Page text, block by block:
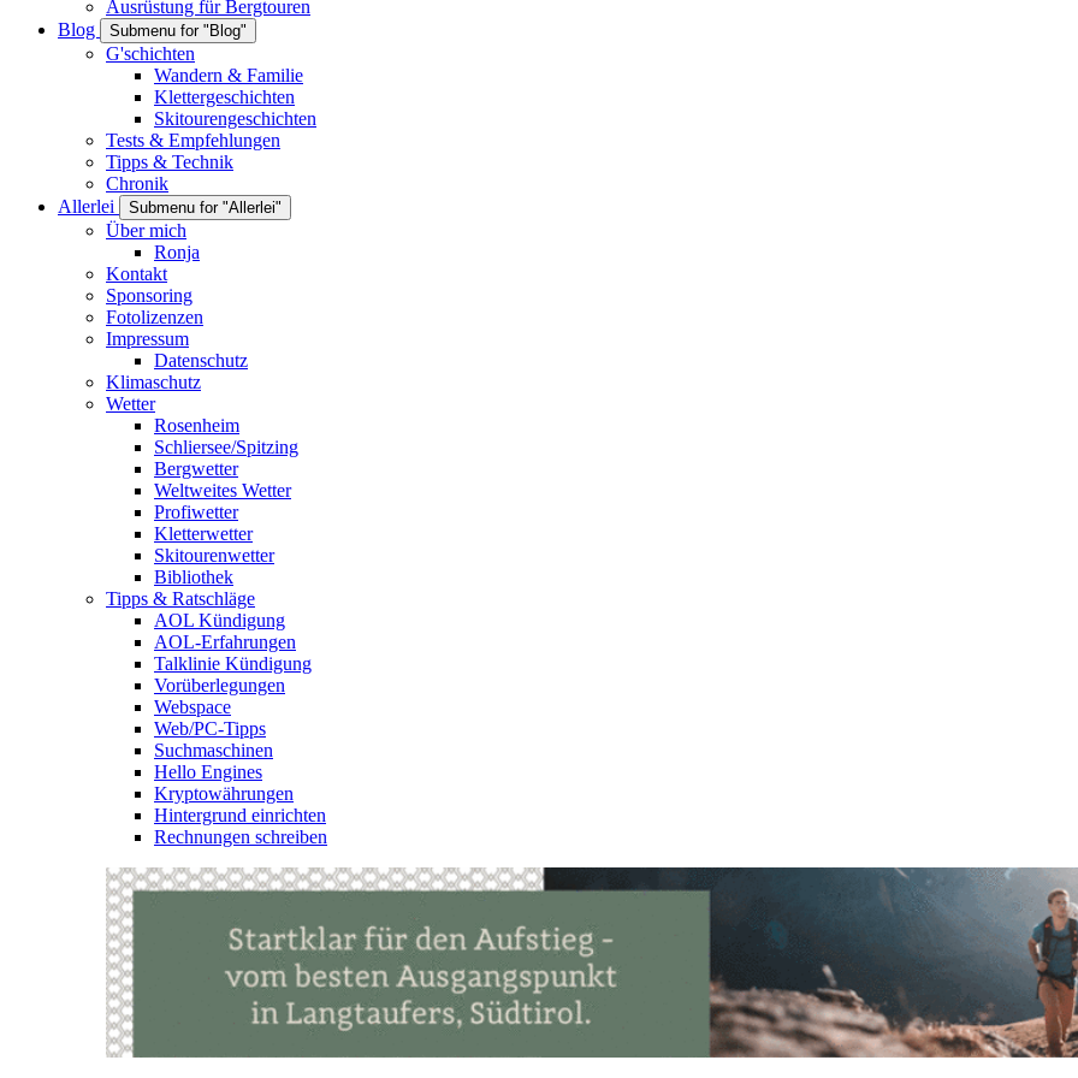
Ausrüstung für Bergtouren
Blog
Submenu for "Blog"
G'schichten
Wandern & Familie
Klettergeschichten
Skitourengeschichten
Tests & Empfehlungen
Tipps & Technik
Chronik
Allerlei
Submenu for "Allerlei"
Über mich
Ronja
Kontakt
Sponsoring
Fotolizenzen
Impressum
Datenschutz
Klimaschutz
Wetter
Rosenheim
Schliersee/Spitzing
Bergwetter
Weltweites Wetter
Profiwetter
Kletterwetter
Skitourenwetter
Bibliothek
Tipps & Ratschläge
AOL Kündigung
AOL-Erfahrungen
Talklinie Kündigung
Vorüberlegungen
Webspace
Web/PC-Tipps
Suchmaschinen
Hello Engines
Kryptowährungen
Hintergrund einrichten
Rechnungen schreiben